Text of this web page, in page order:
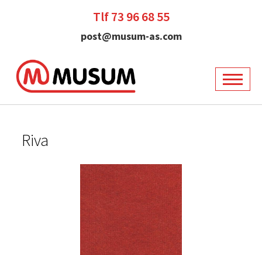
Tlf 73 96 68 55
post@musum-as.com
Riva